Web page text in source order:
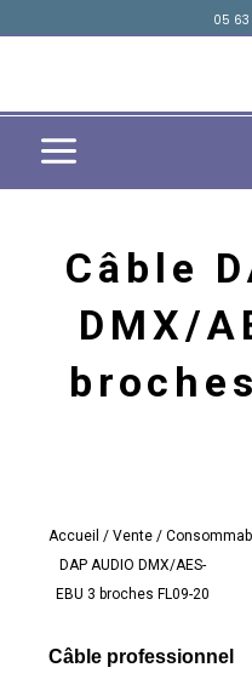
au
05 63
Câble
DMX/
Accueil / Vente /
DAP AUDIO DMX/AES-
EBU 3 broches FL09-20
Câble professionnel